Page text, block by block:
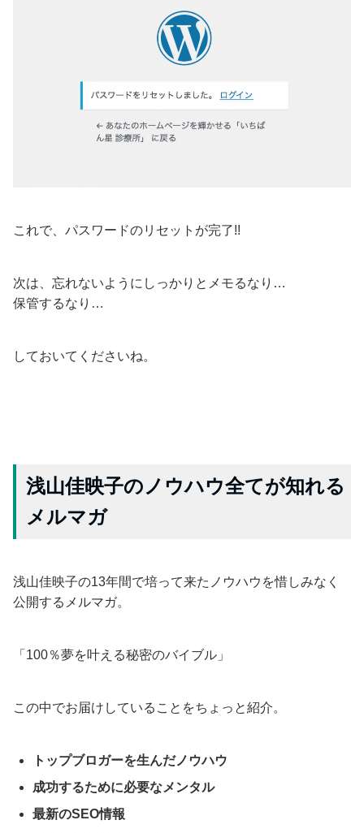
これで、パスワードのリセットが完了!!
次は、忘れないようにしっかりとメモるなり…
保管するなり…
しておいてくださいね。
浅山佳映子のノウハウ全てが知れる
メルマガ
浅山佳映子の13年間で培って来たノウハウを惜しみなく
公開するメルマガ。
「100％夢を叶える秘密のバイブル」
この中でお届けしていることをちょっと紹介。
トップブロガーを生んだノウハウ
成功するために必要なメンタル
最新のSEO情報